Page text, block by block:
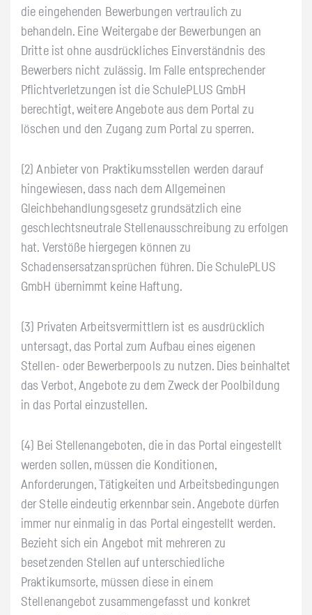
die eingehenden Bewerbungen vertraulich zu
behandeln. Eine Weitergabe der Bewerbungen an
Dritte ist ohne ausdrückliches Einverständnis des
Bewerbers nicht zulässig. Im Falle entsprechender
Pflichtverletzungen ist die SchulePLUS GmbH
berechtigt, weitere Angebote aus dem Portal zu
löschen und den Zugang zum Portal zu sperren.
(2) Anbieter von Praktikumsstellen werden darauf
hingewiesen, dass nach dem Allgemeinen
Gleichbehandlungsgesetz grundsätzlich eine
geschlechtsneutrale Stellenausschreibung zu erfolgen
hat. Verstöße hiergegen können zu
Schadensersatzansprüchen führen. Die SchulePLUS
GmbH übernimmt keine Haftung.
(3) Privaten Arbeitsvermittlern ist es ausdrücklich
untersagt, das Portal zum Aufbau eines eigenen
Stellen- oder Bewerberpools zu nutzen. Dies beinhaltet
das Verbot, Angebote zu dem Zweck der Poolbildung
in das Portal einzustellen.
(4) Bei Stellenangeboten, die in das Portal eingestellt
werden sollen, müssen die Konditionen,
Anforderungen, Tätigkeiten und Arbeitsbedingungen
der Stelle eindeutig erkennbar sein. Angebote dürfen
immer nur einmalig in das Portal eingestellt werden.
Bezieht sich ein Angebot mit mehreren zu
besetzenden Stellen auf unterschiedliche
Praktikumsorte, müssen diese in einem
Stellenangebot zusammengefasst und konkret